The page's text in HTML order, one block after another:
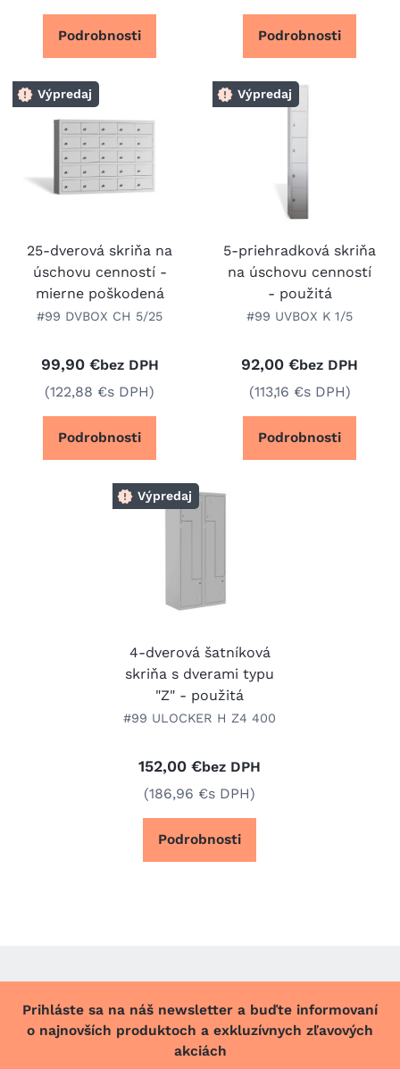
Podrobnosti Podrobnosti
25-dverová skriňa na
úschovu cenností -
mierne poškodená
#99 DVBOX CH 5/25
99,90 €bez DPH
(122,88 €s DPH)
Podrobnosti
Výpredaj
5-priehradková skriňa
na úschovu cenností
- použitá
#99 UVBOX K 1/5
92,00 €bez DPH
(113,16 €s DPH)
Podrobnosti
Výpredaj
4-dverová šatníková
skriňa s dverami typu
"Z" - použitá
#99 ULOCKER H Z4 400
152,00 €bez DPH
(186,96 €s DPH)
Podrobnosti
Výpredaj
Prihláste sa na náš newsletter a buďte informovaní
o najnovších produktoch a exkluzívnych zľavových
akciách